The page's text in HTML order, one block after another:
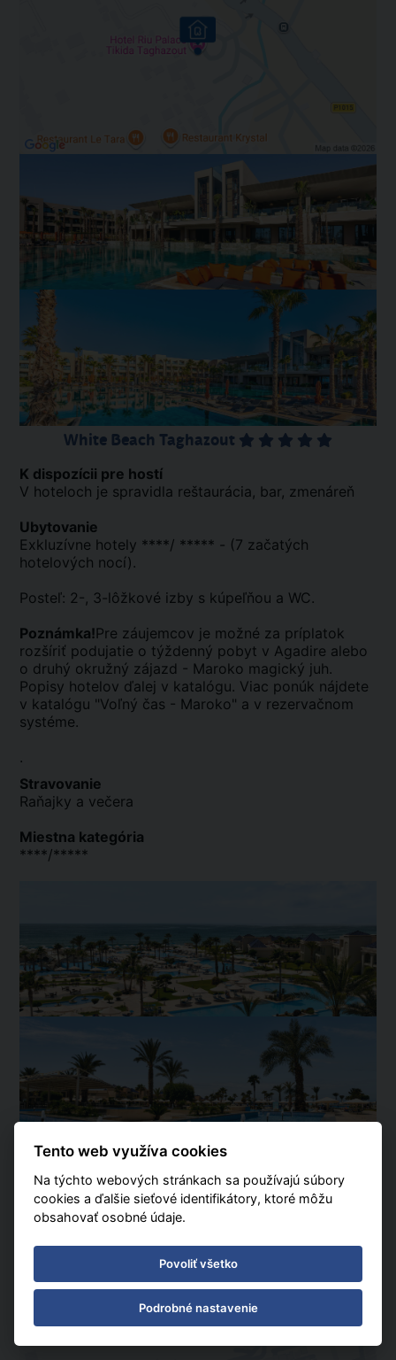
White Beach Taghazout
K dispozícii pre hostí
V hoteloch je spravidla reštaurácia, bar, zmenáreň
Ubytovanie
Exkluzívne hotely ****/ ***** - (7 začatých
hotelových nocí).
Posteľ: 2-, 3-lôžkové izby s kúpeľňou a WC.
Poznámka!Pre záujemcov je možné za príplatok
rozšíriť podujatie o týždenný pobyt v Agadire alebo
o druhý okružný zájazd - Maroko magický juh.
Popisy hotelov ďalej v katalógu. Viac ponúk nájdete
v katalógu "Voľný čas - Maroko" a v rezervačnom
systéme.
.
Stravovanie
Raňajky a večera
Miestna kategória
****/*****
Tento web využíva cookies
Na týchto webových stránkach sa používajú súbory
cookies a ďalšie sieťové identifikátory, ktoré môžu
obsahovať osobné údaje.
Povoliť všetko
Podrobné nastavenie